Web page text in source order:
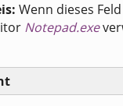
Wenn dieses
Notepad.exe